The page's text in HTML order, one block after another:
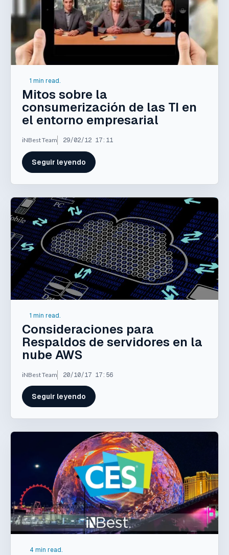
1 min read.
Mitos sobre la
consumerización de las TI en
el entorno empresarial
iNBest Team 29/02/12 17:11
Seguir leyendo
1 min read.
Consideraciones para
Respaldos de servidores en la
nube AWS
iNBest Team 20/10/17 17:56
Seguir leyendo
4 min read.